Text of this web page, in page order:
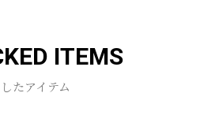
カートへ進む
ITEMS
たアイテム